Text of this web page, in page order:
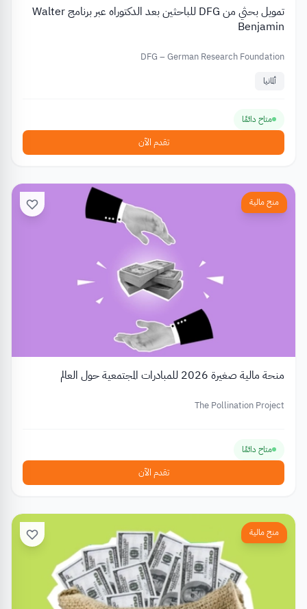
تمويل بحثي من DFG للباحثين بعد الدكتوراه عبر برنامج Walter
Benjamin
DFG – German Research Foundation
ألمانيا
متاح دائمًا
تقدم الآن
منح مالية
منحة مالية صغيرة 2026 للمبادرات المجتمعية حول العالم
The Pollination Project
متاح دائمًا
تقدم الآن
منح مالية